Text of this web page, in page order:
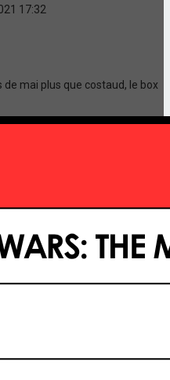
17:32
mai plus que costaud, le box